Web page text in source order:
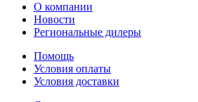
О компании
Новости
Региональные дилеры
Помощь
Условия оплаты
Условия доставки